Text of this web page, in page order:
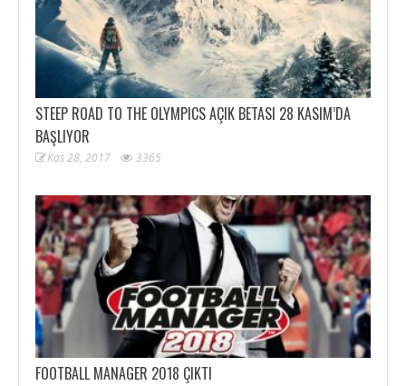
STEEP ROAD TO THE OLYMPICS AÇIK BETASI 28 KASIM’DA
BAŞLIYOR
Kas 28, 2017 3365
FOOTBALL MANAGER 2018 ÇIKTI